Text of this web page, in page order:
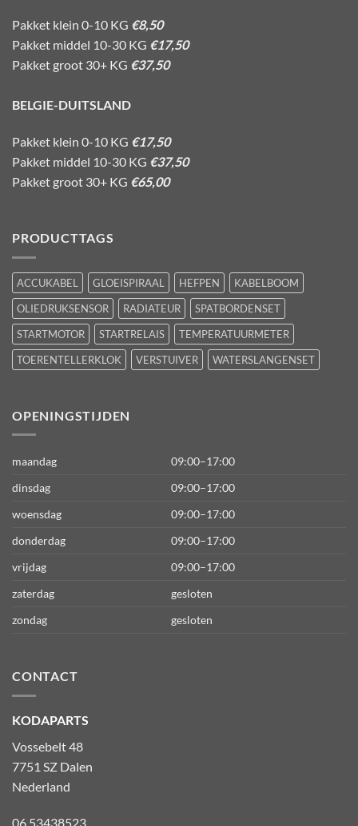
Pakket klein 0-10 KG €8,50
Pakket middel 10-30 KG €17,50
Pakket groot 30+ KG €37,50
BELGIE-DUITSLAND
Pakket klein 0-10 KG €17,50
Pakket middel 10-30 KG €37,50
Pakket groot 30+ KG €65,00
PRODUCTTAGS
ACCUKABEL GLOEISPIRAAL HEFPEN
KABELBOOM
OLIEDRUKSENSOR
RADIATEUR
SPATBORDENSET
STARTMOTOR
STARTRELAIS
TEMPERATUURMETER
TOERENTELLERKLOK
VERSTUIVER WATERSLANGENSET
OPENINGSTIJDEN
maandag
09:00–17:00
dinsdag
09:00–17:00
woensdag
09:00–17:00
donderdag
09:00–17:00
vrijdag
09:00–17:00
zaterdag
gesloten
zondag
gesloten
CONTACT
KODAPARTS
Vossebelt 48
7751 SZ Dalen
Nederland
06 53438523